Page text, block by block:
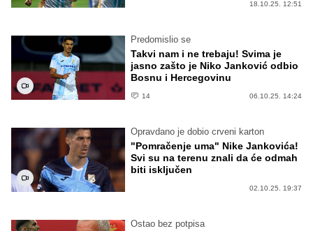
18.10.25. 12:51
Predomislio se
Takvi nam i ne trebaju! Svima je
jasno zašto je Niko Janković odbio
Bosnu i Hercegovinu
14 06.10.25. 14:24
Opravdano je dobio crveni karton
"Pomračenje uma" Nike Jankovića!
Svi su na terenu znali da će odmah
biti isključen
02.10.25. 19:37
Ostao bez potpisa